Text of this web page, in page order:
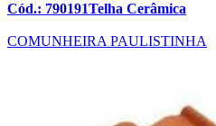
Cód.: 790191Telha Cerâmica
COMUNHEIRA PAULISTINHA